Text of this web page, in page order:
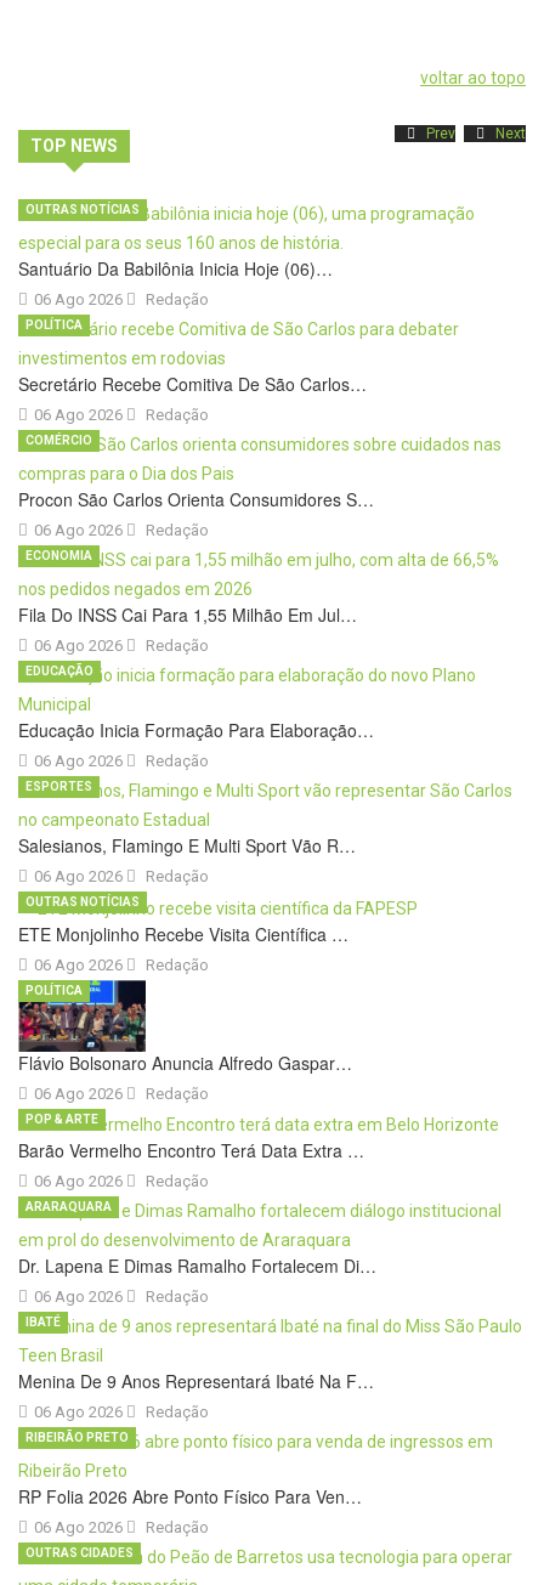
voltar ao topo
TOP NEWS
Prev Next
Santuário Da Babilônia Inicia Hoje (06)…
06 Ago 2026
OUTRAS NOTÍCIAS
Redação
Secretário Recebe Comitiva De São Carlos…
06 Ago 2026
POLÍTICA
Redação
Procon São Carlos Orienta Consumidores S…
06 Ago 2026
COMÉRCIO
Redação
Fila Do INSS Cai Para 1,55 Milhão Em Jul…
06 Ago 2026
ECONOMIA
Redação
Educação Inicia Formação Para Elaboração…
06 Ago 2026
EDUCAÇÃO
Redação
Salesianos, Flamingo E Multi Sport Vão R…
06 Ago 2026
ESPORTES
Redação
ETE Monjolinho Recebe Visita Científica …
06 Ago 2026
OUTRAS NOTÍCIAS
Redação
Flávio Bolsonaro Anuncia Alfredo Gaspar…
06 Ago 2026
POLÍTICA
Redação
Barão Vermelho Encontro Terá Data Extra …
06 Ago 2026
POP & ARTE
Redação
Dr. Lapena E Dimas Ramalho Fortalecem Di…
06 Ago 2026
ARARAQUARA
Redação
Menina De 9 Anos Representará Ibaté Na F…
06 Ago 2026
IBATÉ
Redação
RP Folia 2026 Abre Ponto Físico Para Ven…
06 Ago 2026
RIBEIRÃO PRETO
Redação
OUTRAS CIDADES